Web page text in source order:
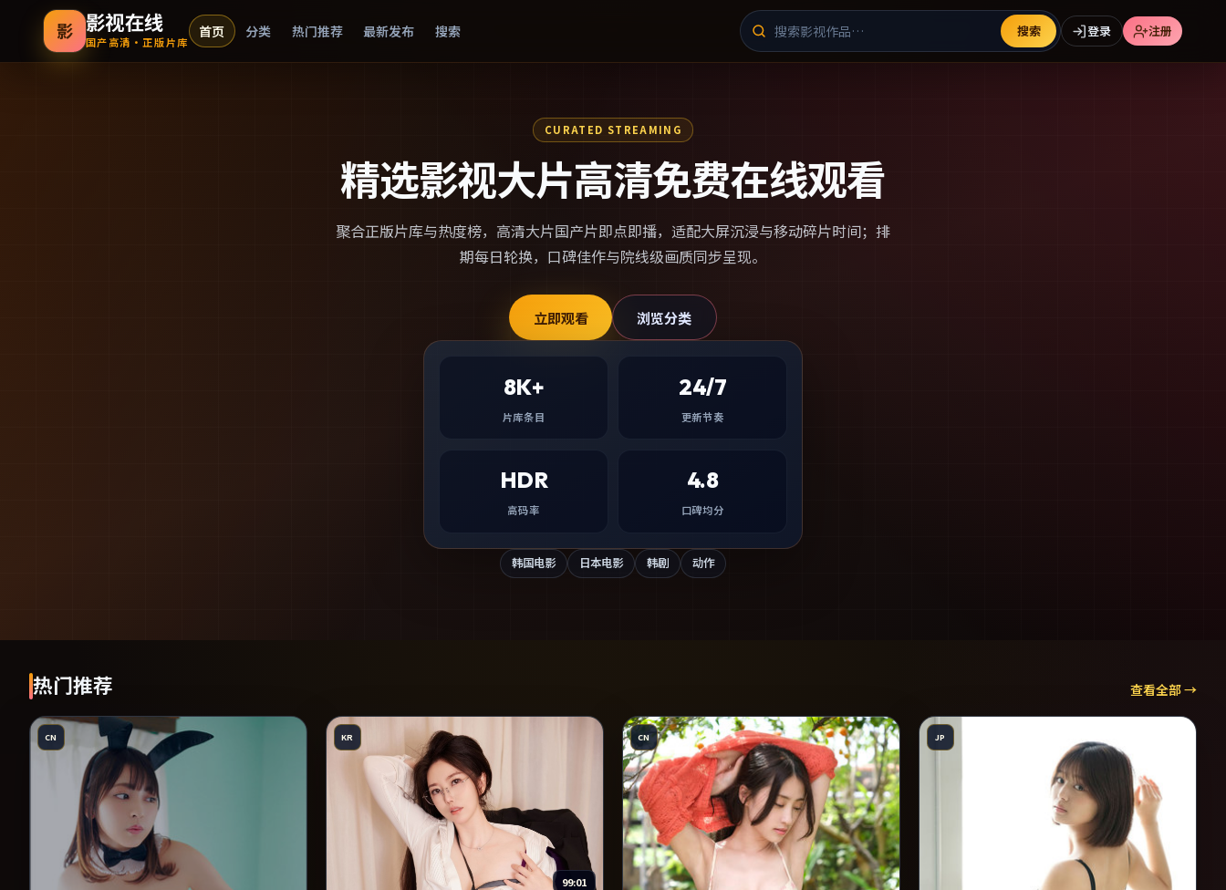
影 影视在线
国产高清·正版片库
首页 分类 热门推荐 最新发布 搜索 搜索 登录 注册
CURATED STREAMING
精选影视大片高清免费在线观看
聚合正版片库与热度榜， 高清大片国产片即点即播，适配大屏沉浸与移动碎片时间；排
期每日轮换，口碑佳作与院线级画质同步呈现。
立即观看 浏览分类
8K+
片库条目
24/7
更新节奏
HDR
高码率
4.8
口碑均分
韩国电影 日本电影 韩剧 动作
热门推荐 查看全部 →
CN KR
99:01
CN JP